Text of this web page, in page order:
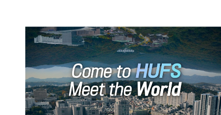
HUFS Official Promotional
Video (English)